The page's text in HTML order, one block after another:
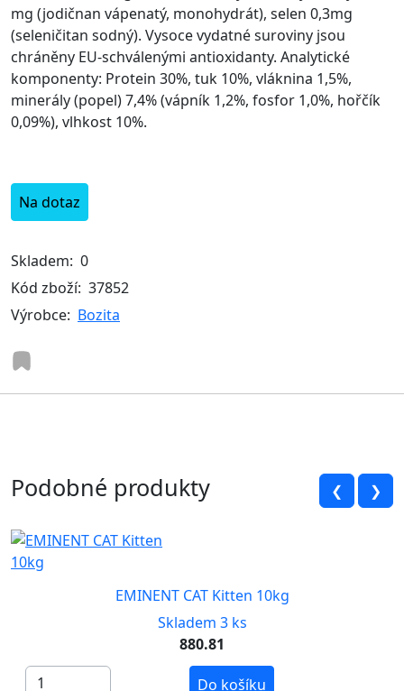
mg (jodičnan vápenatý, monohydrát), selen 0,3mg
(seleničitan sodný). Vysoce vydatné suroviny jsou
chráněny EU-schválenými antioxidanty. Analytické
komponenty: Protein 30%, tuk 10%, vláknina 1,5%,
minerály (popel) 7,4% (vápník 1,2%, fosfor 1,0%, hořčík
0,09%), vlhkost 10%.
Na dotaz
Skladem: 0
Kód zboží: 37852
Výrobce: Bozita
Podobné produkty ❮ ❯
EMINENT CAT Kitten 10kg
Skladem 3 ks
880.81
Do košíku